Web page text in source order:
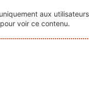
aux
voir ce contenu.